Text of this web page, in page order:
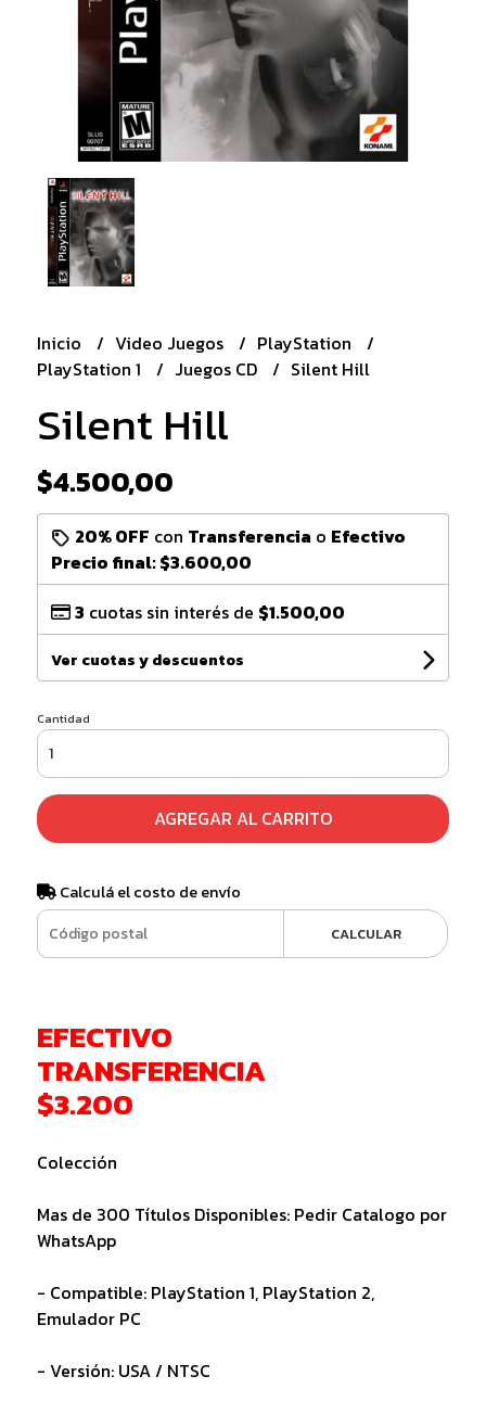
Inicio Video Juegos
PlayStation
PlayStation 1
Juegos CD Silent Hill
Silent Hill
$4.500,00
20% OFF con Transferencia o Efectivo
Precio final:$3.600,00
3 cuotas sin interés de $1.500,00
Ver cuotas y descuentos
Cantidad
AGREGAR AL CARRITO
Calculá el costo de envío
CALCULAR
EFECTIVO
TRANSFERENCIA
$3.200
Colección
Mas de 300 Títulos Disponibles: Pedir Catalogo por
WhatsApp
- Compatible: PlayStation 1, PlayStation 2,
Emulador PC
- Versión: USA / NTSC